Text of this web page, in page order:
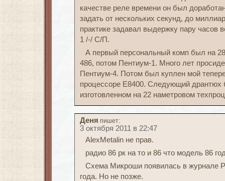
качестве реле времени он был
задать от нескольких секунд, до
практике задавал выдержку пару часов
1 /-/ С/П.
А первый персональный комп был на
486, потом Пентиум-1. Много лет
Пентиум-4. Потом был куплен мой
процессоре Е8400. Следующий дрантюх
изготовленном на 22 наметровом
Деня пишет:
3 октября 2011 в 22:47
AlexMetalin не прав.
радио 86 рк на то и 86 что модель 86
Схема Микроши появилась в журнале
года. Но не позже.